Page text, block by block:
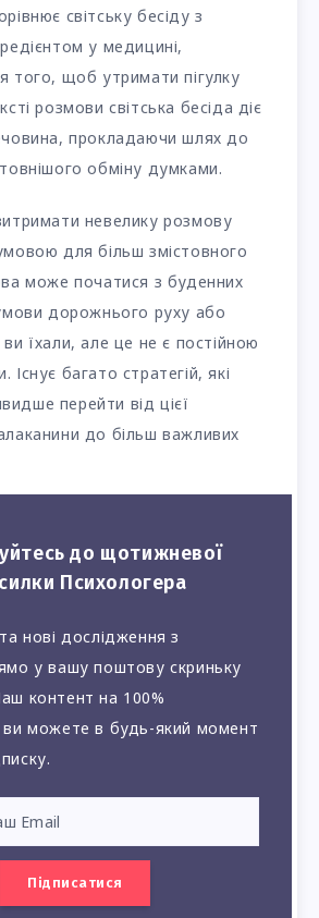
світську бесіду з
у медицині,
того, щоб утримати пігулку
розмови світська бесіда діє
прокладаючи шлях до
обміну думками.
невелику розмову
для більш змістовного
може початися з буденних
дорожнього руху або
їхали, але це не є постійною
багато стратегій, які
перейти від цієї
до більш важливих
до щотижневої
Психологера
та нові дослідження з
у вашу поштову скриньку
контент на 100%
ви можете в будь-який момент
Підписатися